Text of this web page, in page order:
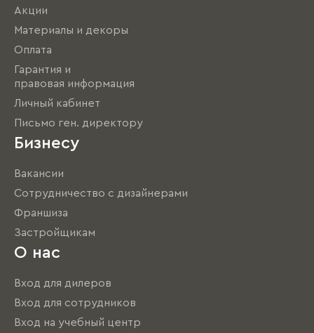
Акции
Материалы и декоры
Оплата
Гарантия и
правовая информация
Личный кабинет
Письмо ген. директору
Бизнесу
Вакансии
Сотрудничество с дизайнерами
Франшиза
Застройщикам
О нас
Вход для дилеров
Вход для сотрудников
Вход на учебный центр